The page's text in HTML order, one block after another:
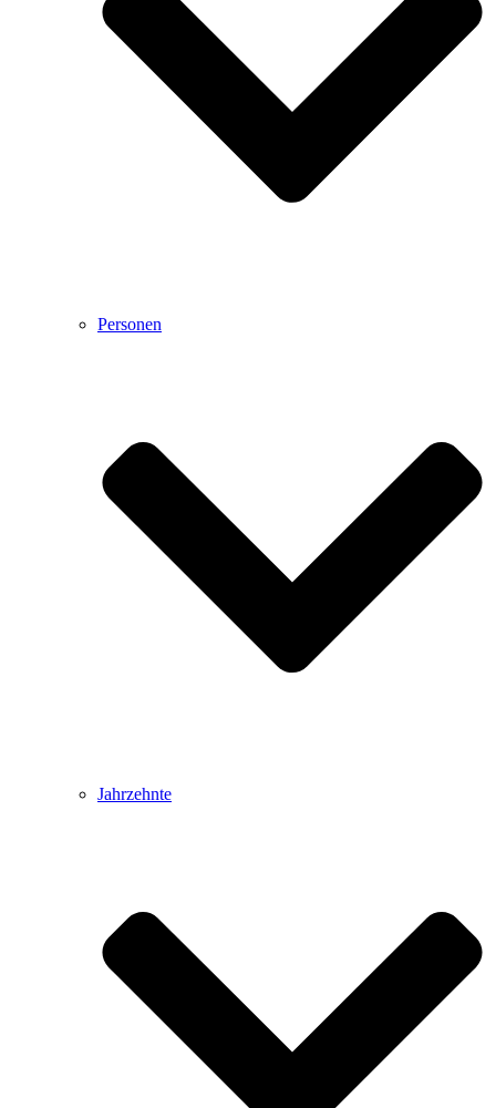
Personen
Jahrzehnte